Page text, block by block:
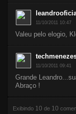
11/10/2011 10:47
Valeu pelo elogio,
11/10/2011 09:41
Grande
Abraço !
Exibindo 10 de 10